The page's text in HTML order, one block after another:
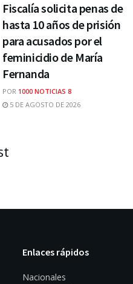
Fiscalía solicita penas de
hasta 10 años de prisión
para acusados por el
feminicidio de María
Fernanda
POR 1000 NOTICIAS 8
5 DE AGOSTO DE 2026
Enlaces rápidos
Nacionales